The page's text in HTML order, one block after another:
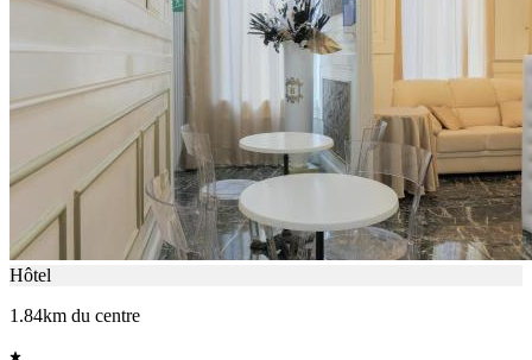
Hôtel
1.84km du centre